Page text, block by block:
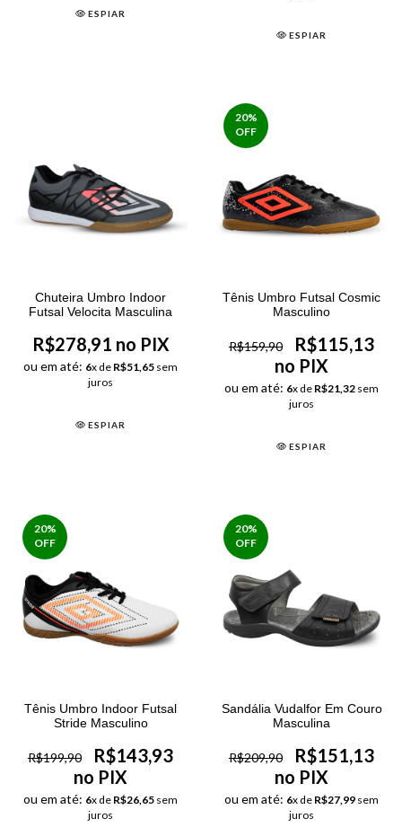
ESPIAR
ESPIAR
Chuteira Umbro Indoor
Futsal Velocita Masculina
R$278,91 no PIX
ou em até: 6x de R$51,65 sem
juros
ESPIAR
20%
OFF
Tênis Umbro Futsal Cosmic
Masculino
R$159,90
R$115,13
no PIX
ou em até: 6x de R$21,32 sem
juros
ESPIAR
20%
OFF
Tênis Umbro Indoor Futsal
Stride Masculino
R$199,90
R$143,93
no PIX
ou em até: 6x de R$26,65 sem
juros
20%
OFF
Sandália Vudalfor Em Couro
Masculina
R$209,90
R$151,13
no PIX
ou em até: 6x de R$27,99 sem
juros